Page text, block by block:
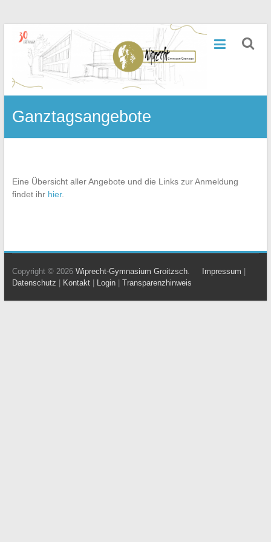
Inhalt
springenWiprecht-
Gymnasium
Groitzsch
Ganztagsangebote
Eine Übersicht aller Angebote und die Links zur Anmeldung
findet ihr hier.
Copyright © 2026 Wiprecht-Gymnasium Groitzsch. Impressum
Datenschutz
Kontakt| Login| Transparenzhinweis